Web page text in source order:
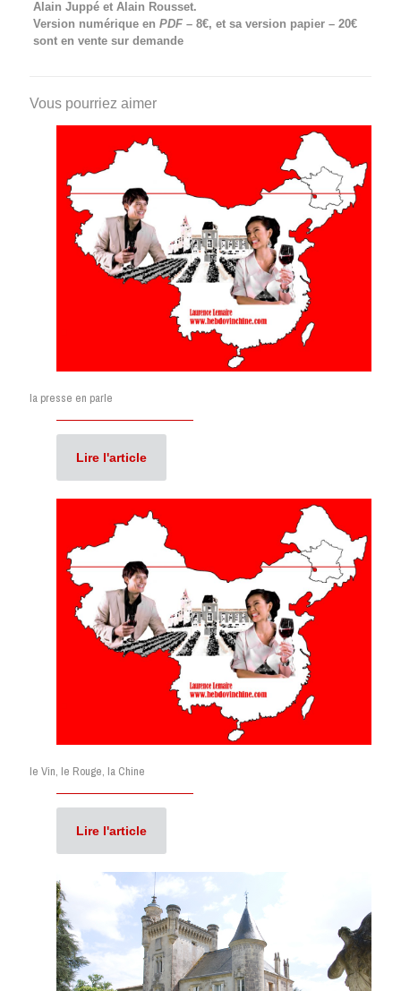
Alain Juppé et Alain Rousset.
Version numérique en PDF– 8€, et sa version papier – 20€
sont en vente sur demande
Vous pourriez aimer
la presse en parle
Lire l'article
le Vin, le Rouge, la Chine
Lire l'article